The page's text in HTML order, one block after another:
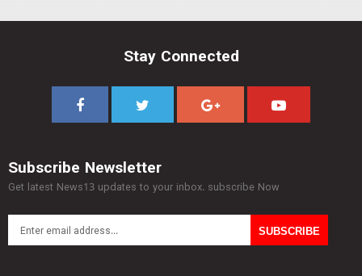
Stay Connected
Subscribe Newsletter
Get latest News13 updates to your inbox. subscribe Now